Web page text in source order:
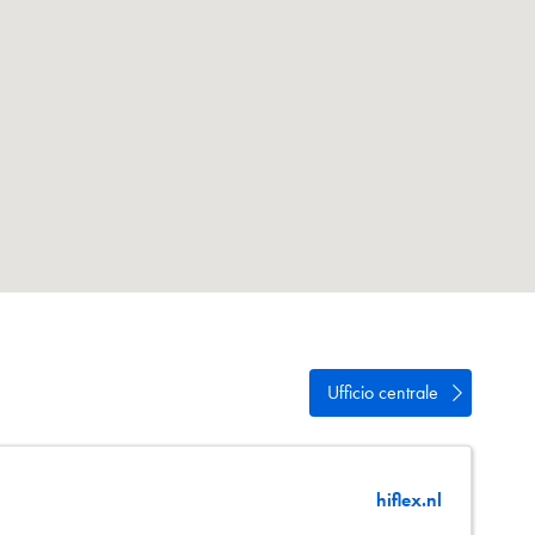
Ufficio centrale
hiflex.nl